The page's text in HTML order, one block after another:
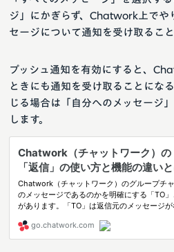
ジ」にかぎらず、Chatwork上でや
セージについて通知を受け取ること
プッシュ通知を有効にすると、
ときにも通知を受け取ることにな
じる場合は「自分へのメッセージ
します。